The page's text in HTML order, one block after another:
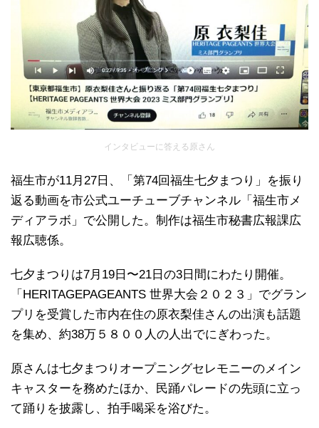
インタビューに答える原さん
福生市が11月27日、「第74回福生七夕まつり」を振り
返る動画を市公式ユーチューブチャンネル「福生市メ
ディアラボ」で公開した。制作は福生市秘書広報課広
報広聴係。
七夕まつりは7月19日〜21日の3日間にわたり開催。
「HERITAGEPAGEANTS 世界大会２０２３」でグラン
プリを受賞した市内在住の原衣梨佳さんの出演も話題
を集め、約38万５８００人の人出でにぎわった。
原さんは七夕まつりオープニングセレモニーのメイン
キャスターを務めたほか、民踊パレードの先頭に立っ
て踊りを披露し、拍手喝采を浴びた。